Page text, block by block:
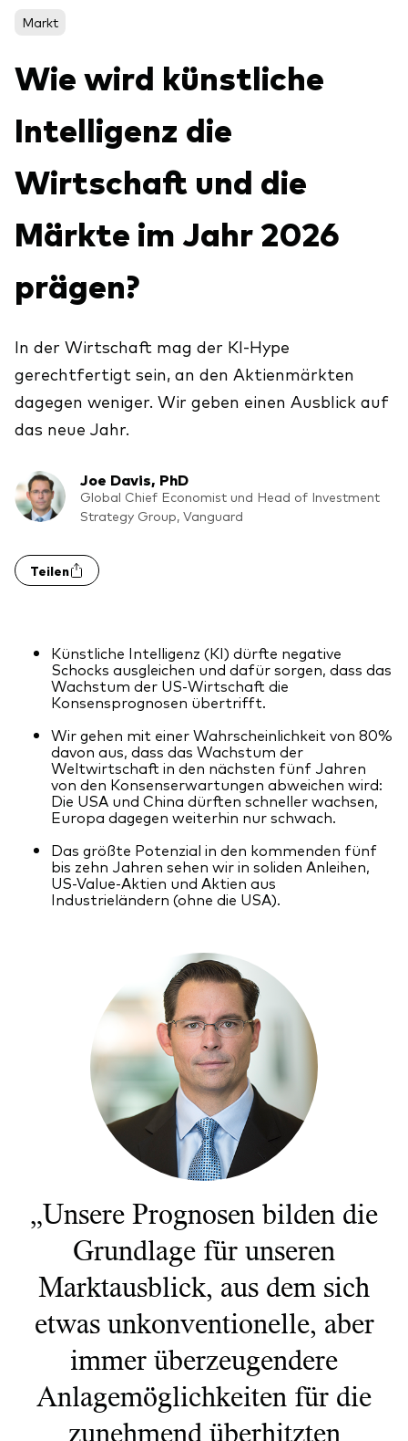
Anleihen
ETFs
Indexfonds
Modellportfolios
Multi-asset
Investieren mit uns
Benchmark-Anbieter
Vanguard Produkte kaufen
Events
Marktausblick 2026
Index-Exposure-Analyse
Säulen
Erfolgreiche Unternehmensführung
Kundenbeziehungen
Financial Planning
Investment Know how
Marktkommentare
Ihr Wissenshub: Studien & Analysen
Dokumente, die Vertrauen schaffen
Anbieterliste
Vanguard Modellportfolios
Vanguard Beratungsstudie
Über Vanguard
Kontakt
Betrugsprävention
Markt
Wie wird künstliche
Intelligenz die
Wirtschaft und die
Märkte im Jahr 2026
prägen?
In der Wirtschaft mag der KI-Hype
gerechtfertigt sein, an den Aktienmärkten
dagegen weniger. Wir geben einen Ausblick auf
das neue Jahr.
Joe Davis, PhD
Global Chief Economist und Head of Investment
Strategy Group, Vanguard
Teilen
Künstliche Intelligenz (KI) dürfte negative
Schocks ausgleichen und dafür sorgen, dass das
Wachstum der US-Wirtschaft die
Konsensprognosen übertrifft.
Wir gehen mit einer Wahrscheinlichkeit von 80%
davon aus, dass das Wachstum der
Weltwirtschaft in den nächsten fünf Jahren
von den Konsenserwartungen abweichen wird:
Die USA und China dürften schneller wachsen,
Europa dagegen weiterhin nur schwach.
Das größte Potenzial in den kommenden fünf
bis zehn Jahren sehen wir in soliden Anleihen,
US-Value-Aktien und Aktien aus
Industrieländern (ohne die USA).
„Unsere Prognosen bilden die
Grundlage für unseren
Marktausblick, aus dem sich
etwas unkonventionelle, aber
immer überzeugendere
Anlagemöglichkeiten für die
zunehmend überhitzten